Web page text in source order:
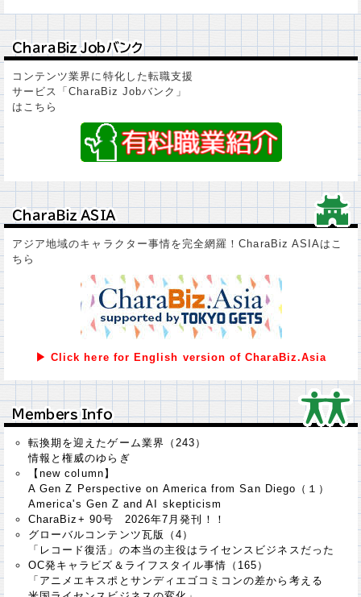
ＣｈａｒａＢｉｚ Ｊｏｂバンク
ＣｈａｒａＢｉｚ Ｊｏｂバンク
コンテンツ業界に特化した転職支援
サービス「CharaBiz Jobバンク」
はこちら
ＣｈａｒａＢｉｚ ＡＳＩＡ
ＣｈａｒａＢｉｚ ＡＳＩＡ
アジア地域のキャラクター事情を完全網羅！CharaBiz ASIAはこ
ちら
▶ Click here for English version of CharaBiz.Asia
Ｍｅｍｂｅｒｓ Ｉｎｆｏ
Ｍｅｍｂｅｒｓ Ｉｎｆｏ
転換期を迎えたゲーム業界（243）
情報と権威のゆらぎ
【new column】
A Gen Z Perspective on America from San Diego（１）
America's Gen Z and AI skepticism
CharaBiz+ 90号 2026年7月発刊！！
グローバルコンテンツ瓦版（4）
「レコード復活」の本当の主役はライセンスビジネスだった
OC発キャラビズ＆ライフスタイル事情（165）
「アニメエキスポとサンディエゴコミコンの差から考える